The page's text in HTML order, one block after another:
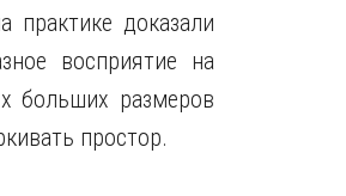
доказали
восприятие на
больших размеров
простор.